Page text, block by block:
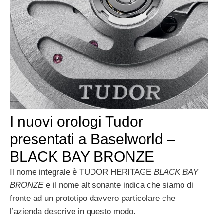
I nuovi orologi Tudor
presentati a Baselworld –
BLACK BAY BRONZE
Il nome integrale è TUDOR HERITAGE BLACK BAY
BRONZE e il nome altisonante indica che siamo di
fronte ad un prototipo davvero particolare che
l’azienda descrive in questo modo.